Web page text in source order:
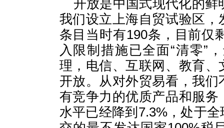
开放是中国式现代化的
我们设立上海自贸试验区
条目当时有190条，目前仅
入限制措施已全面“清零”
理，电信、互联网、教育
开放。从对外贸易看，我
有竞争力的优质产品和服
水平已经降到7.3%，处于